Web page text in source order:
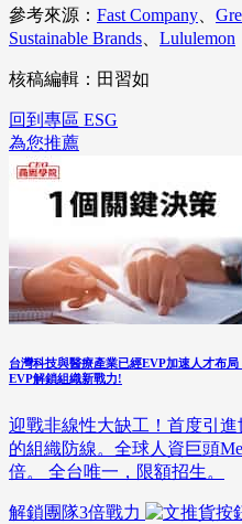
參考來源： Fast Company、
Sustainable Brands、 Lululemon
核稿編輯：田習如
回到專區 ESG
為您推薦
台灣科技與醫療產業已經EVP加速人才布
EVP解鎖組織新戰力!
迎戰非線性大缺工！首度引
的組織防線。全球人資巨頭
倍。 全台唯一，限額招生。
解鎖團隊3倍戰力